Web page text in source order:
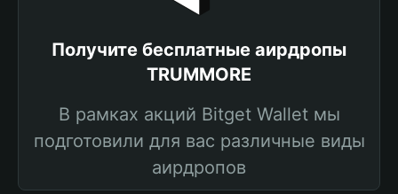
Получите бесплатные аирдропы
TRUMMORE
В рамках акций Bitget Wallet мы
подготовили для вас различные виды
аирдропов